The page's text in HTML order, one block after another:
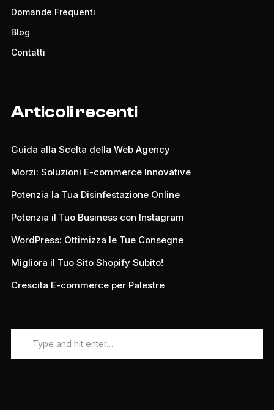
Domande Frequenti
Blog
Contatti
Articoli recenti
Guida alla Scelta della Web Agency
Morzi: Soluzioni E-commerce Innovative
Potenzia la Tua Disinfestazione Online
Potenzia il Tuo Business con Instagram
WordPress: Ottimizza le Tue Consegne
Migliora il Tuo Sito Shopify Subito!
Crescita E-commerce per Palestre